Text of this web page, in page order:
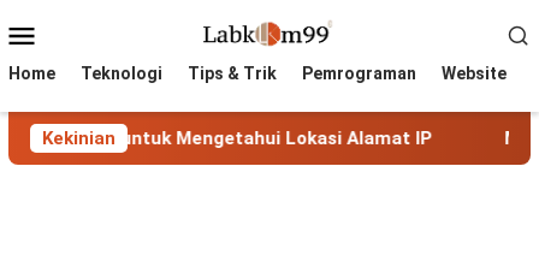
to
Menu
Home Teknologi Tips & Trik Pemrograman Website
Kekinian
untuk Mengetahui Lokasi Alamat IP MaxMind